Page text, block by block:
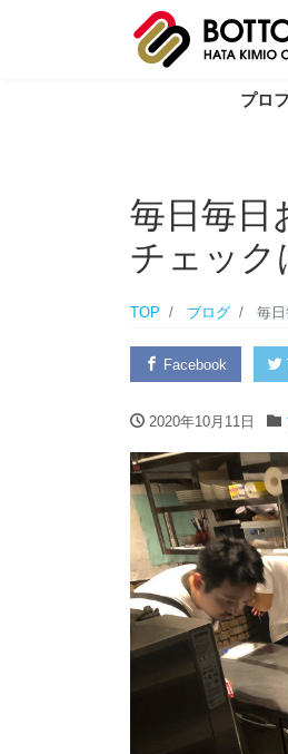
プロ
毎日毎日
チェック
TOP ブログ 毎
Facebook
2020年10月11日